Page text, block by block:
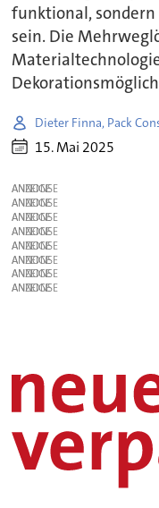
funktional,
sein. Die
Dieter Finna, Pack
15. Mai 2025
ANZEIGE
ANZEIGE
ANZEIGE
ANZEIGE
ANZEIGE
ANZEIGE
ANZEIGE
ANZEIGE